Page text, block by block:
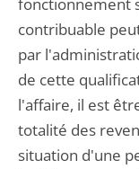
contribuable
par
de cette
l'affaire, il est
totalité des
situation d'une